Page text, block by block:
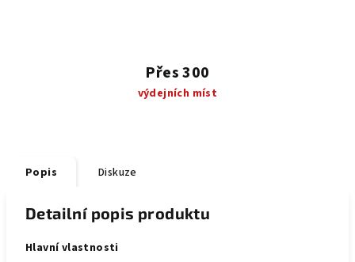
Přes 300
výdejních míst
Popis Diskuze
Detailní popis produktu
Hlavní vlastnosti